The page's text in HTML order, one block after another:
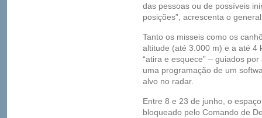
das pessoas ou de possíveis
posições”, acrescenta o
Tanto os misseis como os
altitude (até 3.000 m) e a até 4
“atira e esquece” – guiados
uma programação de um
alvo no radar.
Entre 8 e 23 de junho, o
bloqueado pelo Comando de